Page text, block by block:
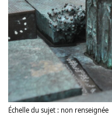
Échelle du sujet : non renseignée